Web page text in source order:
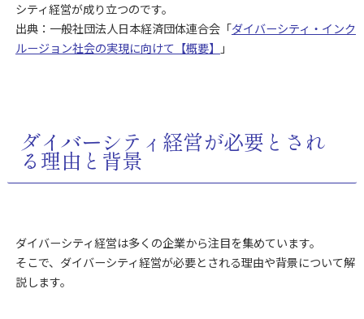
シティ経営が成り立つのです。
出典：一般社団法人日本経済団体連合会「ダイバーシティ・インク
ルージョン社会の実現に向けて【概要】
」
ダイバーシティ経営が必要とされ
る理由と背景
ダイバーシティ経営は多くの企業から注目を集めています。
そこで、ダイバーシティ経営が必要とされる理由や背景について解
説します。